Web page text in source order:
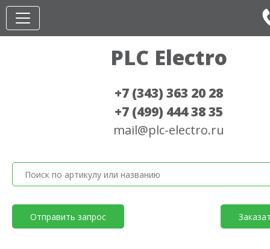
PLC Electro
+7 (343) 363 20 28
+7 (499) 444 38 35
mail@plc-electro.ru
Отправить запрос